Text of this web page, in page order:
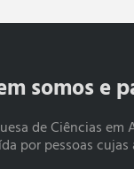
somos e
de Ciências em
por pessoas